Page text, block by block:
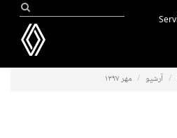
آرشیو مهر ۱۳۹۷